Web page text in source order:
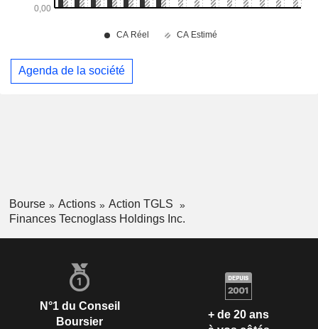
Agenda de la société
Bourse Actions
Action TGLS
Finances Tecnoglass Holdings Inc.
N°1 du Conseil
Boursier
+ de 20 ans